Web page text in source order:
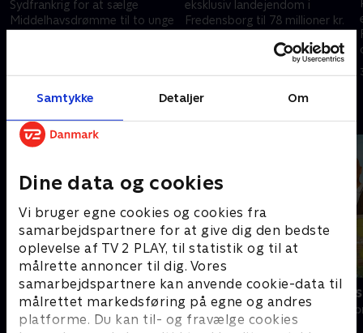
Samtykke Detaljer Om
Dine data og cookies
Vi bruger egne cookies og cookies fra
samarbejdspartnere for at give dig den bedste
oplevelse af TV 2 PLAY, til statistik og til at
målrette annoncer til dig. Vores
samarbejdspartnere kan anvende cookie-data til
målrettet markedsføring på egne og andres
platforme. Du kan til- og fravælge cookies
Sydfrankrig for at sælge
Middelhavsdrømme til to unge
eksklusiv landejendom i
Fredensborg til 78 millioner kr.
med markedsføringen af den
23. november 2006 • 24 min
Loppe Deluxe
Livsstil • 5 sæsoner
Sommer til
Livsstil • 2